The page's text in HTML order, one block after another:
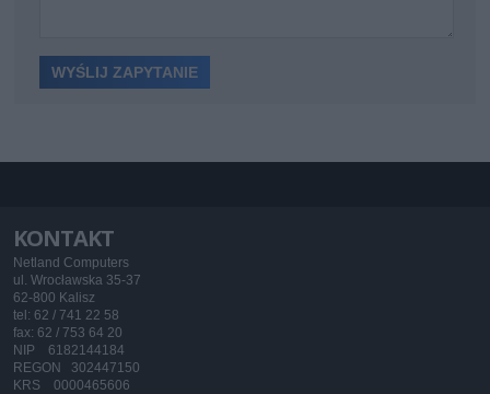
KONTAKT
Netland Computers
ul. Wrocławska 35-37
62-800 Kalisz
tel: 62 / 741 22 58
fax: 62 / 753 64 20
NIP 6182144184
REGON 302447150
KRS 0000465606